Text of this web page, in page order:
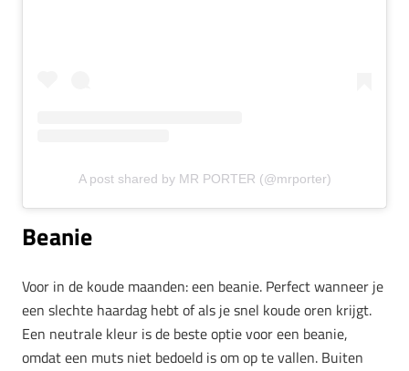
A post shared by MR PORTER (@mrporter)
Beanie
Voor in de koude maanden: een beanie. Perfect wanneer je
een slechte haardag hebt of als je snel koude oren krijgt.
Een neutrale kleur is de beste optie voor een beanie,
omdat een muts niet bedoeld is om op te vallen. Buiten